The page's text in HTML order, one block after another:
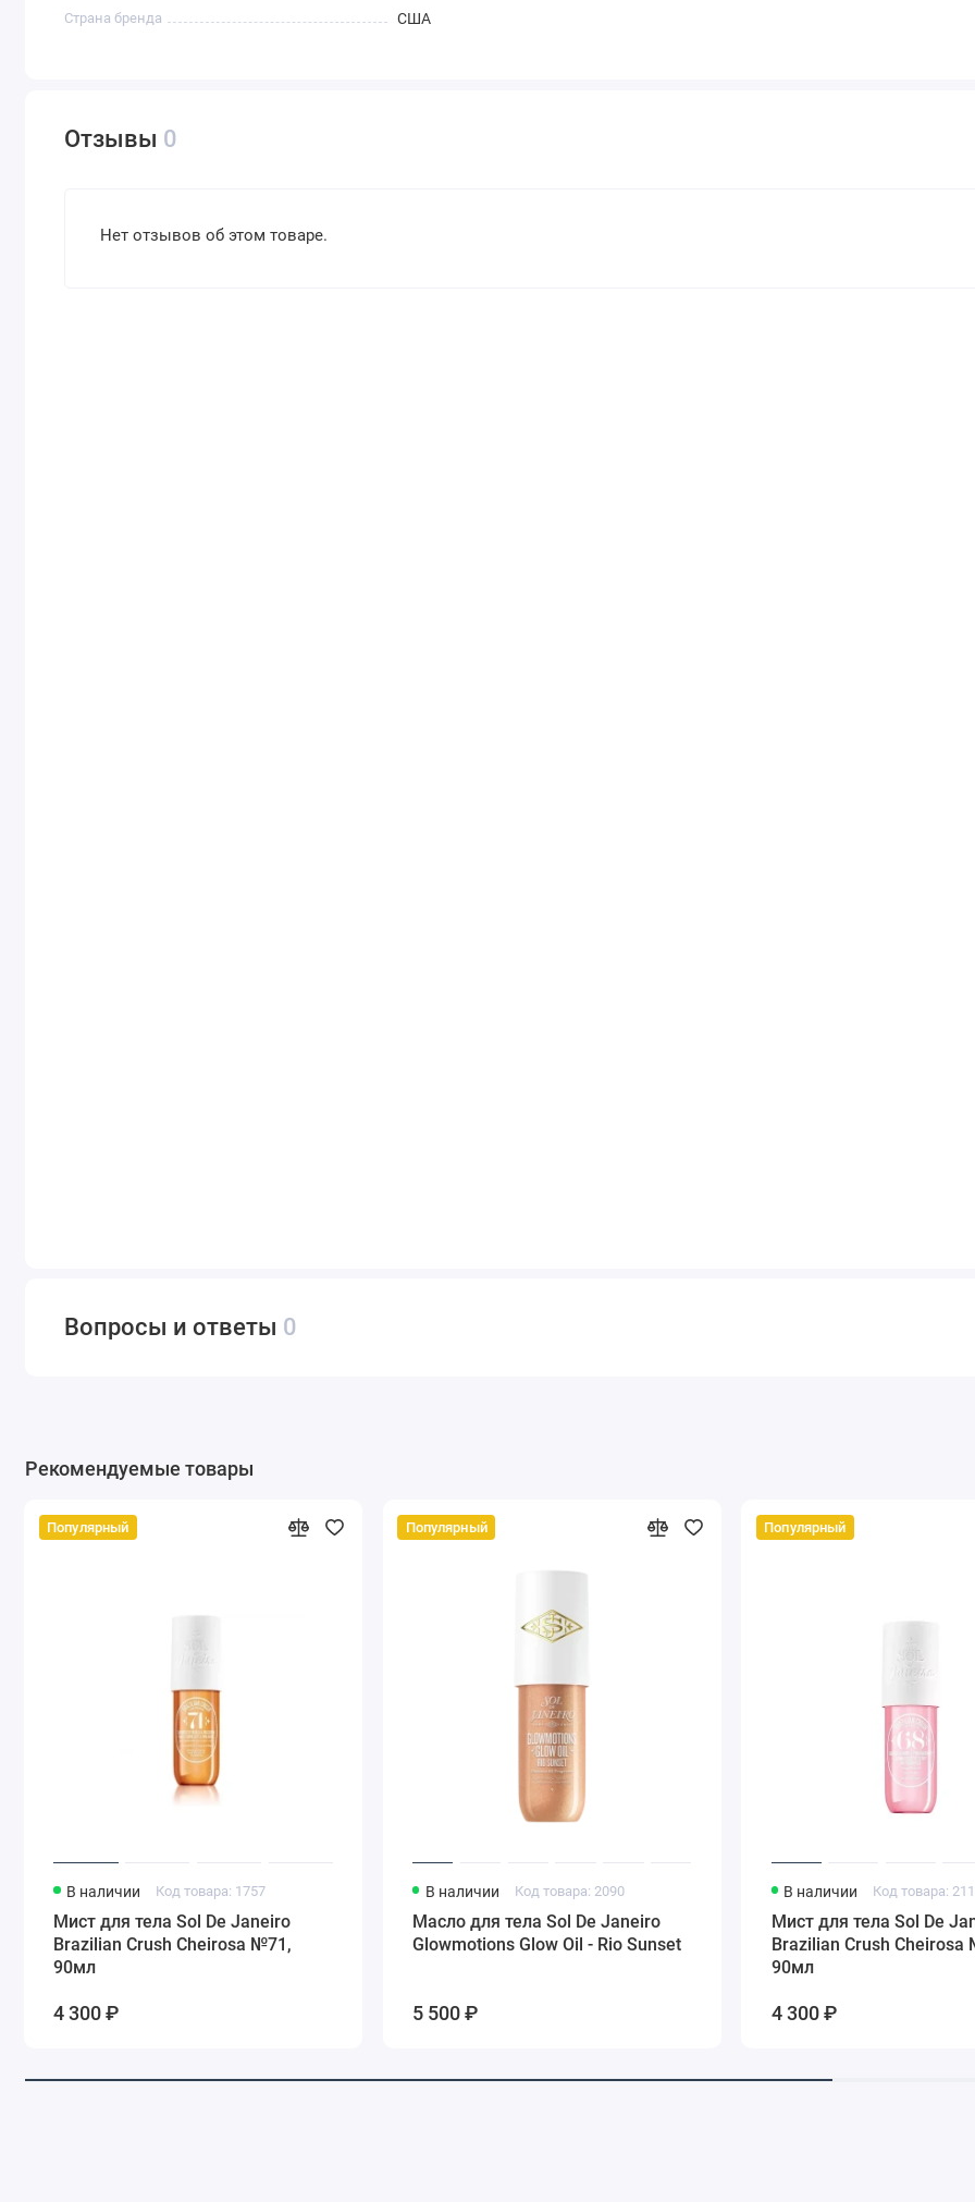
Страна бренда США
Отзывы 0
Нет отзывов об этом товаре.
Вопросы и ответы 0
Рекомендуемые товары
Популярный
В наличии Код товара: 1757
Мист для тела Sol De Janeiro
Brazilian Crush Cheirosa №71,
90мл
4 300 ₽
Популярный
В наличии Код товара: 2090
Масло для тела Sol De Janeiro
Glowmotions Glow Oil - Rio Sunset
5 500 ₽
Популярный
В наличии Код товара:
Мист для тела Sol De
Brazilian Crush Cheirosa
90мл
4 300 ₽